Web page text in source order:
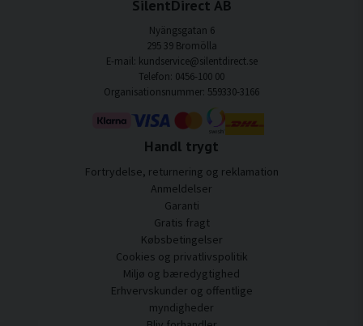
SilentDirect AB
Nyängsgatan 6
295 39 Bromölla
E-mail: kundservice@silentdirect.se
Telefon: 0456-100 00
Organisationsnummer: 559330-3166
Handl trygt
Fortrydelse, returnering og reklamation
Anmeldelser
Garanti
Gratis fragt
Købsbetingelser
Cookies og privatlivspolitik
Miljø og bæredygtighed
Erhvervskunder og offentlige
myndigheder